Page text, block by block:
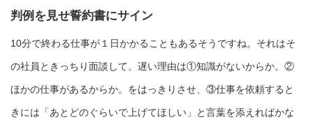
判例を見せ誓約書にサイン
10分で終わる仕事が１日かかることもあるそうですね。それはそ
の社員ときっちり面談して、遅い理由は①知識がないからか。②
ほかの仕事があるからか。をはっきりさせ、③仕事を依頼すると
きには「あとどのぐらいで上げてほしい」と言葉を添えればかな